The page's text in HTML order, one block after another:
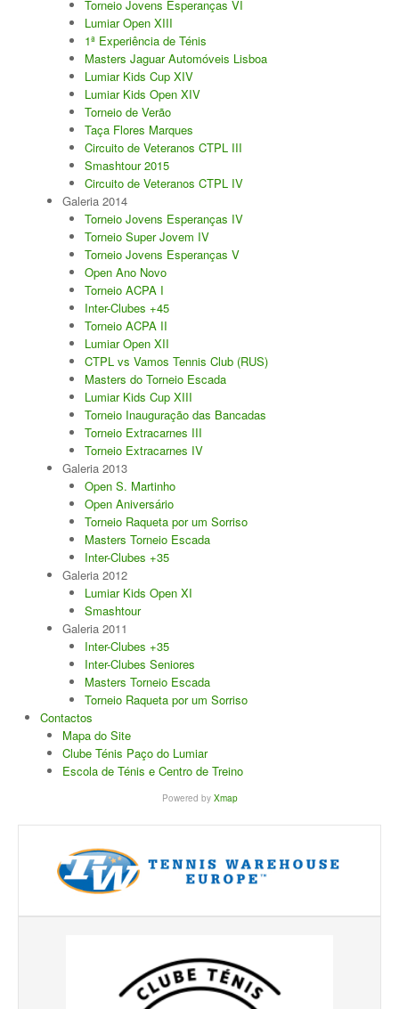
Torneio Jovens Esperanças VI
Lumiar Open XIII
1ª Experiência de Ténis
Masters Jaguar Automóveis Lisboa
Lumiar Kids Cup XIV
Lumiar Kids Open XIV
Torneio de Verão
Taça Flores Marques
Circuito de Veteranos CTPL III
Smashtour 2015
Circuito de Veteranos CTPL IV
Galeria 2014
Torneio Jovens Esperanças IV
Torneio Super Jovem IV
Torneio Jovens Esperanças V
Open Ano Novo
Torneio ACPA I
Inter-Clubes +45
Torneio ACPA II
Lumiar Open XII
CTPL vs Vamos Tennis Club (RUS)
Masters do Torneio Escada
Lumiar Kids Cup XIII
Torneio Inauguração das Bancadas
Torneio Extracarnes III
Torneio Extracarnes IV
Galeria 2013
Open S. Martinho
Open Aniversário
Torneio Raqueta por um Sorriso
Masters Torneio Escada
Inter-Clubes +35
Galeria 2012
Lumiar Kids Open XI
Smashtour
Galeria 2011
Inter-Clubes +35
Inter-Clubes Seniores
Masters Torneio Escada
Torneio Raqueta por um Sorriso
Contactos
Mapa do Site
Clube Ténis Paço do Lumiar
Escola de Ténis e Centro de Treino
Powered by Xmap